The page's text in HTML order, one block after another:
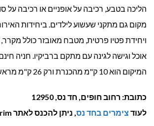
הליכה בטבע, רכיבה על אופניים או רכיבה על
מקום גם מתקני שעשוע לילדים. ביחידות
ויחידת פטיו פרטית, מטבח מאובזר כולל מקרר,
אוכל וגישה לגינה עם מתקם ברביקיו. חניה
המיקום הוא 10 ק"מ מהכנרת ורק 26 ק"מ מראש פינה.
כתובת: רחוב חופים, חד נס, 12950
לעוד צימרים בחד נס, ניתן להכנס לאתר Tzimerim.